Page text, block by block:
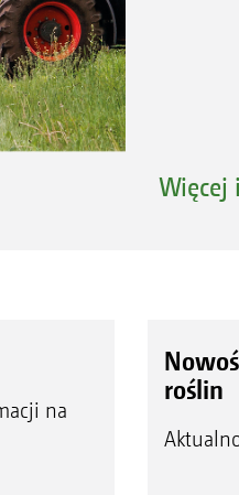
więcej
Więcej
na
roślin